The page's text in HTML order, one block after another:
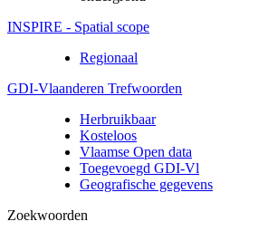
INSPIRE - Spatial scope
Regionaal
GDI-Vlaanderen Trefwoorden
Herbruikbaar
Kosteloos
Vlaamse Open data
Toegevoegd GDI-Vl
Geografische gegevens
Zoekwoorden